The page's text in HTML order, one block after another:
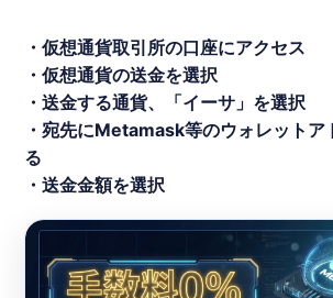
・仮想通貨取引所の口座にアクセス
・仮想通貨の送金を選択
・送金する通貨、「イーサ」を選択
・宛先にMetamask等のウォレットア
る
・送金金額を選択